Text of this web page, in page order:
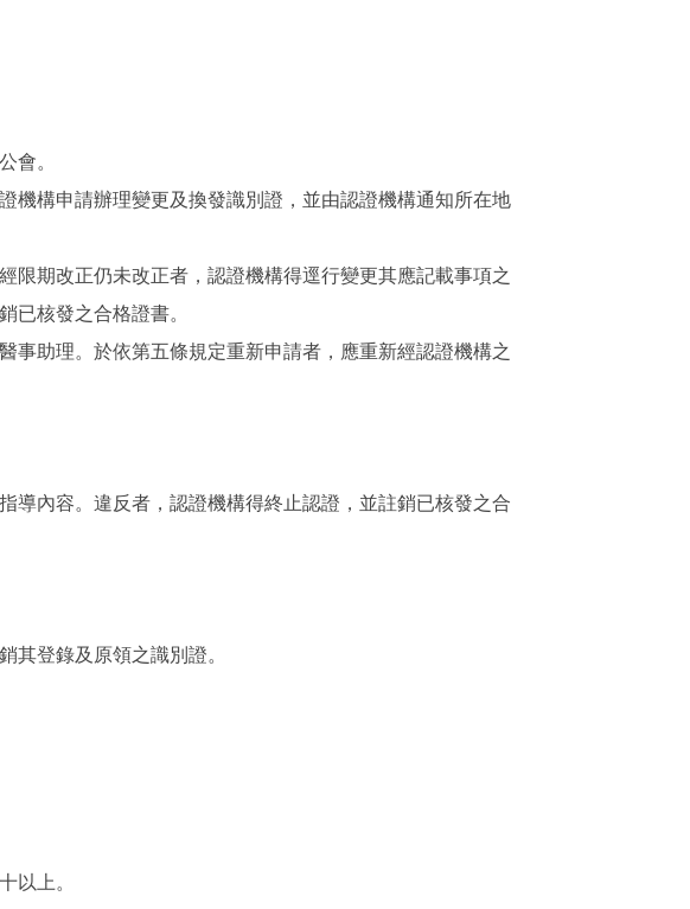
會。
機構申請辦理變更及換發識別證，並由認證機構通知所在地
限期改正仍未改正者，認證機構得逕行變更其應記載事項之
已核發之合格證書。
事助理。於依第五條規定重新申請者，應重新經認證機構之
導內容。違反者，認證機構得終止認證，並註銷已核發之合
其登錄及原領之識別證。
以上。